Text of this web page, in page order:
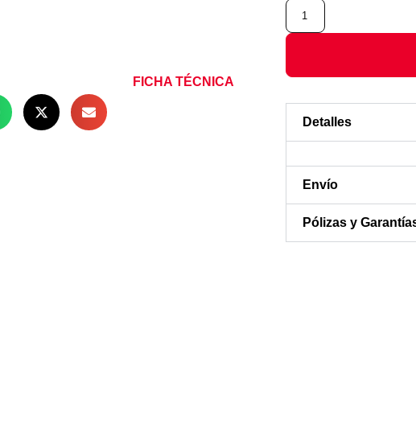
FICHA TÉCNICA
Detalles
Envío
Pólizas y